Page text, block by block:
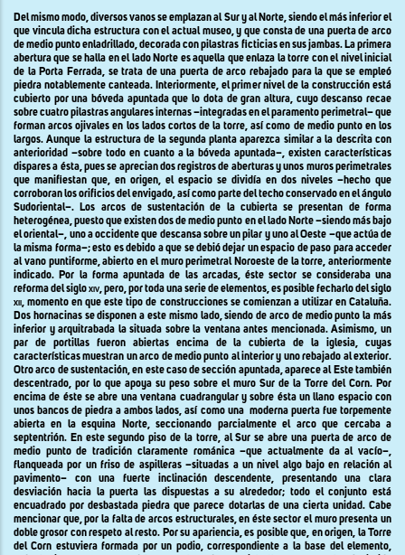
Del mismo modo, diversos vanos se emplazan al Sur y al Norte, siendo el más inferior el
que vincula dicha estructura con el actual museo, y que consta de una puerta de arco
de medio punto enladrillado, decorada con pilastras ficticias en sus jambas. La primera
abertura que se halla en el lado Norte es aquella que enlaza la torre con el nivel inicial
de la Porta Ferrada, se trata de una puerta de arco rebajado para la que se empleó
piedra notablemente canteada. Interiormente, el primer nivel de la construcción está
cubierto por una bóveda apuntada que lo dota de gran altura, cuyo descanso recae
sobre cuatro pilastras angulares internas –integradas en el paramento perimetral– que
forman arcos ojivales en los lados cortos de la torre, así como de medio punto en los
largos. Aunque la estructura de la segunda planta aparezca similar a la descrita con
anterioridad –sobre todo en cuanto a la bóveda apuntada–, existen características
dispares a ésta, pues se aprecian dos registros de aberturas y unos muros perimetrales
que manifiestan que, en origen, el espacio se dividía en dos niveles –hecho que
corroboran los orificios del envigado, así como parte del techo conservado en el ángulo
Sudoriental–. Los arcos de sustentación de la cubierta se presentan de forma
heterogénea, puesto que existen dos de medio punto en el lado Norte –siendo más bajo
el oriental–, uno a occidente que descansa sobre un pilar y uno al Oeste –que actúa de
la misma forma–; esto es debido a que se debió dejar un espacio de paso para acceder
al vano puntiforme, abierto en el muro perimetral Noroeste de la torre, anteriormente
indicado. Por la forma apuntada de las arcadas, éste sector se consideraba una
reforma del sigloxiv, pero, por toda una serie de elementos, es posible fecharlo del siglo
xii, momento en que este tipo de construcciones se comienzan a utilizar en Cataluña.
Dos hornacinas se disponen a este mismo lado, siendo de arco de medio punto la más
inferior y arquitrabada la situada sobre la ventana antes mencionada. Asimismo, un
par de portillas fueron abiertas encima de la cubierta de la iglesia, cuyas
características muestran un arco de medio punto al interior y uno rebajado al exterior.
Otro arco de sustentación, en este caso de sección apuntada, aparece al Este también
descentrado, por lo que apoya su peso sobre el muro Sur de la Torre del Corn. Por
encima de éste se abre una ventana cuadrangular y sobre ésta un llano espacio con
unos bancos de piedra a ambos lados, así como una moderna puerta fue torpemente
abierta en la esquina Norte, seccionando parcialmente el arco que cercaba a
septentrión. En este segundo piso de la torre, al Sur se abre una puerta de arco de
medio punto de tradición claramente románica –que actualmente da al vacío–,
flanqueada por un friso de aspilleras –situadas a un nivel algo bajo en relación al
pavimento– con una fuerte inclinación descendente, presentando una clara
desviación hacia la puerta las dispuestas a su alrededor; todo el conjunto está
encuadrado por desbastada piedra que parece dotarlas de una cierta unidad. Cabe
mencionar que, por la falta de arcos estructurales, en éste sector el muro presenta un
doble grosor con respeto al resto. Por su apariencia, es posible que, en origen, la Torre
del Corn estuviera formada por un podio, correspondiente a la base del elemento,